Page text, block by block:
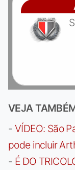
VEJA
- VÍDEO: São
pode incluir
- É DO